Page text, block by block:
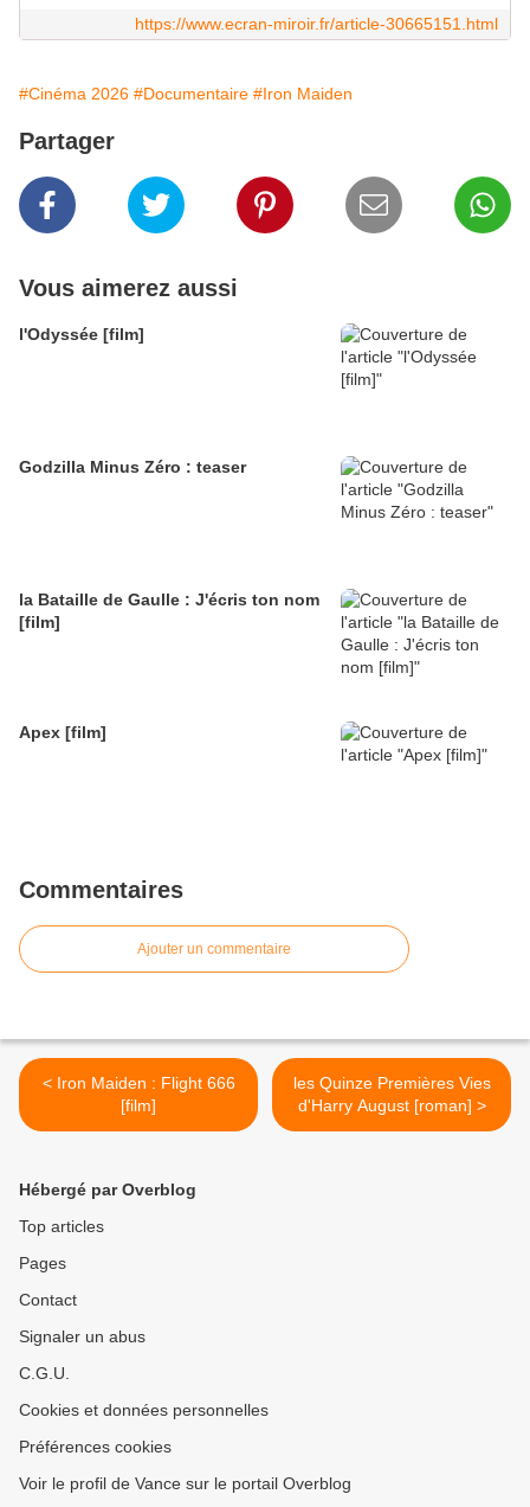
https://www.ecran-miroir.fr/article-30665151.html
#Cinéma 2026 #Documentaire #Iron Maiden
Partager
Vous aimerez aussi
l'Odyssée [film]
Godzilla Minus Zéro : teaser
la Bataille de Gaulle : J'écris ton nom
[film]
Apex [film]
Commentaires
Ajouter un commentaire
< Iron Maiden : Flight 666
[film]
les Quinze Premières Vies
d'Harry August [roman] >
Hébergé par Overblog
Top articles
Pages
Contact
Signaler un abus
C.G.U.
Cookies et données personnelles
Préférences cookies
Voir le profil de Vance sur le portail Overblog